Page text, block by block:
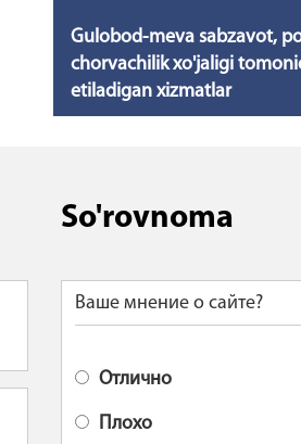
Gulobod-meva sabzavot,
chorvachilik xo'jaligi
etiladigan xizmatlar
So'rovnoma
Ваше мнение о сайте?
Отлично
Плохо